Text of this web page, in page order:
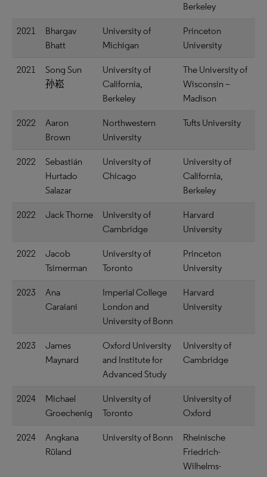
Berkeley
2021
Bhargav
Bhatt
University of
Michigan
Princeton
University
2021
Song Sun
孙崧
University of
California,
Berkeley
The University of
Wisconsin –
Madison
2022
Aaron
Brown
Northwestern
University
Tufts University
2022
Sebastián
Hurtado
Salazar
University of
Chicago
University of
California,
Berkeley
2022 Jack Thorne
University of
Cambridge
Harvard
University
2022
Jacob
Tsimerman
University of
Toronto
Princeton
University
2023
Ana
Caraiani
Imperial College
London and
University of Bonn
Harvard
University
2023
James
Maynard
Oxford University
and Institute for
Advanced Study
University of
Cambridge
2024
Michael
Groechenig
University of
Toronto
University of
Oxford
2024
Angkana
Rüland
University of Bonn
Rheinische
Friedrich-
Wilhelms-